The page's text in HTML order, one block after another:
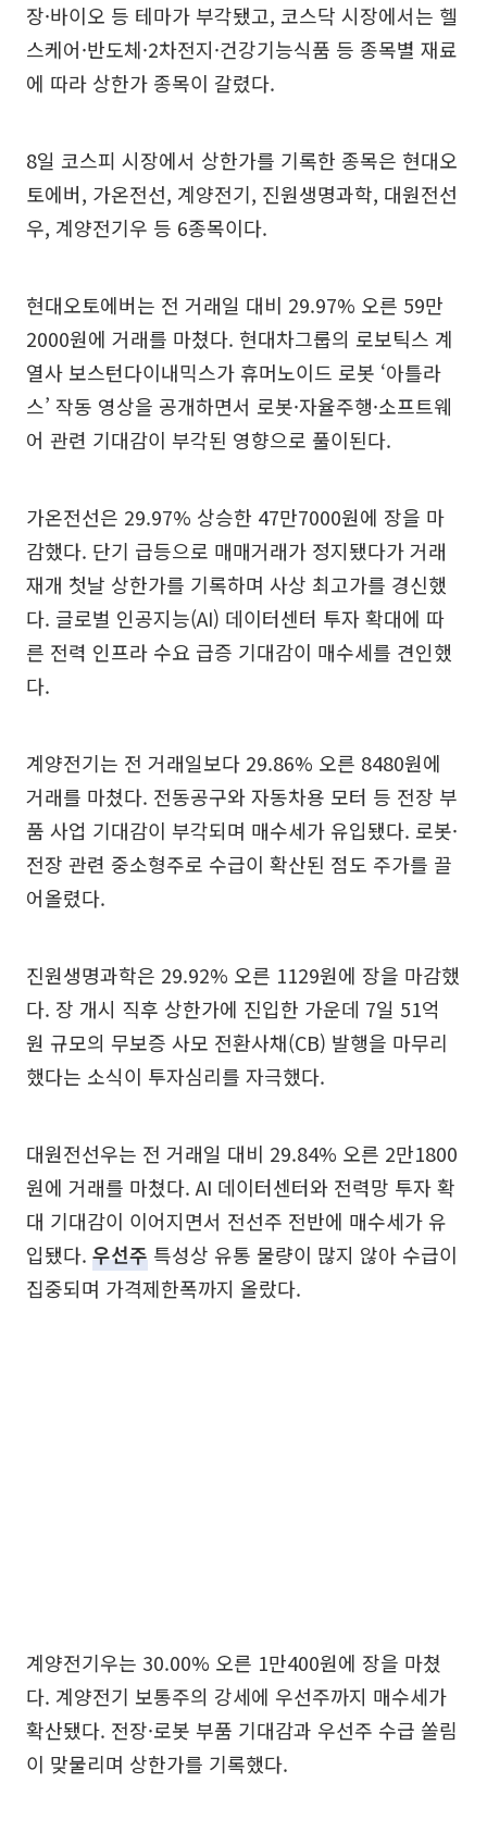
장·바이오 등 테마가 부각됐고, 코스닥 시장에서는 헬
스케어·반도체·2차전지·건강기능식품 등 종목별 재료
에 따라 상한가 종목이 갈렸다.
8일 코스피 시장에서 상한가를 기록한 종목은 현대오
토에버, 가온전선, 계양전기, 진원생명과학, 대원전선
우, 계양전기우 등 6종목이다.
현대오토에버는 전 거래일 대비 29.97% 오른 59만
2000원에 거래를 마쳤다. 현대차그룹의 로보틱스 계
열사 보스턴다이내믹스가 휴머노이드 로봇 ‘아틀라
스’ 작동 영상을 공개하면서 로봇·자율주행·소프트웨
어 관련 기대감이 부각된 영향으로 풀이된다.
가온전선은 29.97% 상승한 47만7000원에 장을 마
감했다. 단기 급등으로 매매거래가 정지됐다가 거래
재개 첫날 상한가를 기록하며 사상 최고가를 경신했
다. 글로벌 인공지능(AI) 데이터센터 투자 확대에 따
른 전력 인프라 수요 급증 기대감이 매수세를 견인했
다.
계양전기는 전 거래일보다 29.86% 오른 8480원에
거래를 마쳤다. 전동공구와 자동차용 모터 등 전장 부
품 사업 기대감이 부각되며 매수세가 유입됐다. 로봇·
전장 관련 중소형주로 수급이 확산된 점도 주가를 끌
어올렸다.
진원생명과학은 29.92% 오른 1129원에 장을 마감했
다. 장 개시 직후 상한가에 진입한 가운데 7일 51억
원 규모의 무보증 사모 전환사채(CB) 발행을 마무리
했다는 소식이 투자심리를 자극했다.
대원전선우는 전 거래일 대비 29.84% 오른 2만1800
원에 거래를 마쳤다. AI 데이터센터와 전력망 투자 확
대 기대감이 이어지면서 전선주 전반에 매수세가 유
입됐다. 우선주 특성상 유통 물량이 많지 않아 수급이
집중되며 가격제한폭까지 올랐다.
계양전기우는 30.00% 오른 1만400원에 장을 마쳤
다. 계양전기 보통주의 강세에 우선주까지 매수세가
확산됐다. 전장·로봇 부품 기대감과 우선주 수급 쏠림
이 맞물리며 상한가를 기록했다.